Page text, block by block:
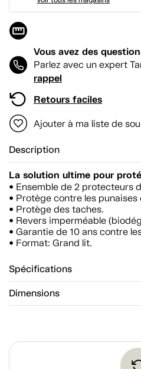
Vous avez des
Parlez avec un expert
rappel
Retours faciles
Ajouter à ma liste de
Description
La solution ultime pour
• Ensemble de 2 protecteurs
• Protège contre les
• Protège des taches.
• Revers imperméable
• Garantie de 10 ans contre
• Format: Grand lit.
Spécifications
Dimensions